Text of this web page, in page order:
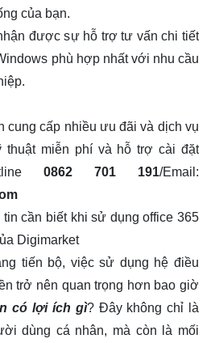
của bạn.
được sự hỗ trợ tư vấn chi tiết
phù hợp nhất với nhu cầu
cung cấp nhiều ưu đãi và dịch vụ
thuật miễn phí và hỗ trợ cài đặt
0862 701 191/Email:
tin cần biết khi sử dụng office 365
Digimarket
tiến bộ, việc sử dụng hệ điều
trở nên quan trọng hơn bao giờ
có lợi ích gì? Đây không chỉ là
dùng cá nhân, mà còn là mối